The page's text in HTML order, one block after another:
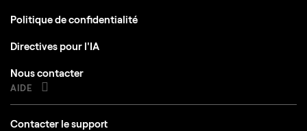
Politique de confidentialité
Directives pour l'IA
Nous contacter
AIDE
Contacter le support